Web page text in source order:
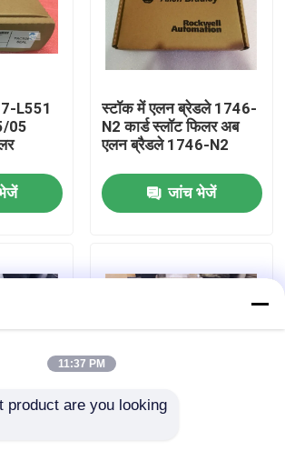
L551
05
स्टॉक में एलन ब्रेडले 1746-
N2 कार्ड स्लॉट फिलर अब
एलन ब्रैडले 1746-N2
जांच भेजें
11:37 PM
product are you looking